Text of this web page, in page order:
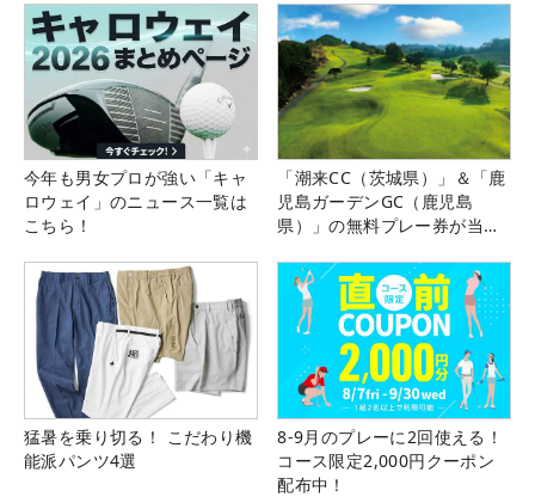
今年も男女プロが強い「キャ
ロウェイ」のニュース一覧は
こちら！
「潮来CC（茨城県）」＆「鹿
児島ガーデンGC（鹿児島
県）」の無料プレー券が当た
猛暑を乗り切る！ こだわり機
能派パンツ4選
8-9月のプレーに2回使える！
コース限定2,000円クーポン
配布中！